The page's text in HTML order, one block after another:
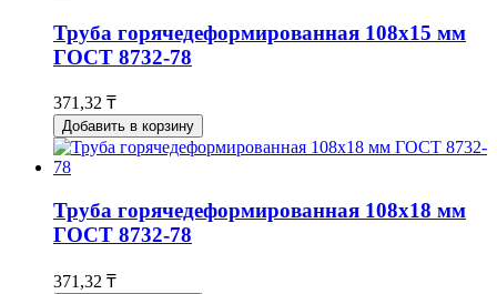
Труба горячедеформированная 108х15 мм
ГОСТ 8732-78
371,32 ₸
Добавить в корзину
Труба горячедеформированная 108х18 мм
ГОСТ 8732-78
371,32 ₸